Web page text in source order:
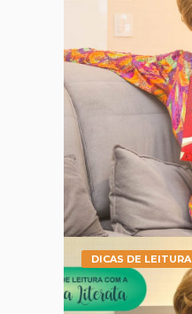
DICAS DE LEITURA